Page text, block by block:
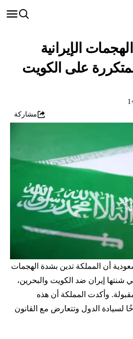
الإيرانية
على الكويت
مشاركة
أن المملكة تدين بشدة الهجمات
شنتها إيران ضد الكويت والبحرين،
وأكدت المملكة أن هذه
لسيادة الدول وتتعارض مع القانون